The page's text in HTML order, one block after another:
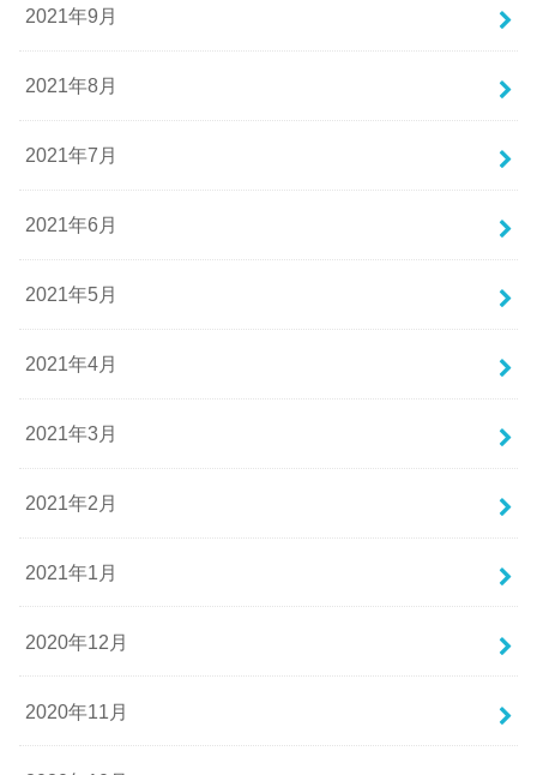
2021年9月
2021年8月
2021年7月
2021年6月
2021年5月
2021年4月
2021年3月
2021年2月
2021年1月
2020年12月
2020年11月